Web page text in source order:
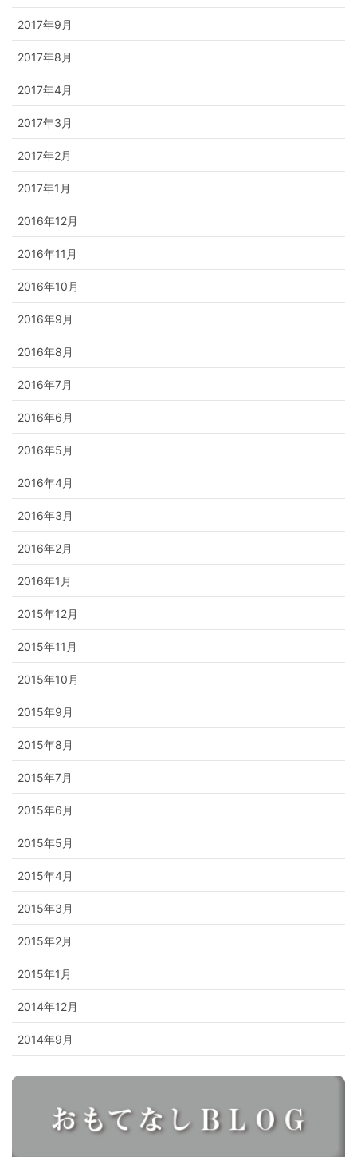
2017年9月
2017年8月
2017年4月
2017年3月
2017年2月
2017年1月
2016年12月
2016年11月
2016年10月
2016年9月
2016年8月
2016年7月
2016年6月
2016年5月
2016年4月
2016年3月
2016年2月
2016年1月
2015年12月
2015年11月
2015年10月
2015年9月
2015年8月
2015年7月
2015年6月
2015年5月
2015年4月
2015年3月
2015年2月
2015年1月
2014年12月
2014年9月